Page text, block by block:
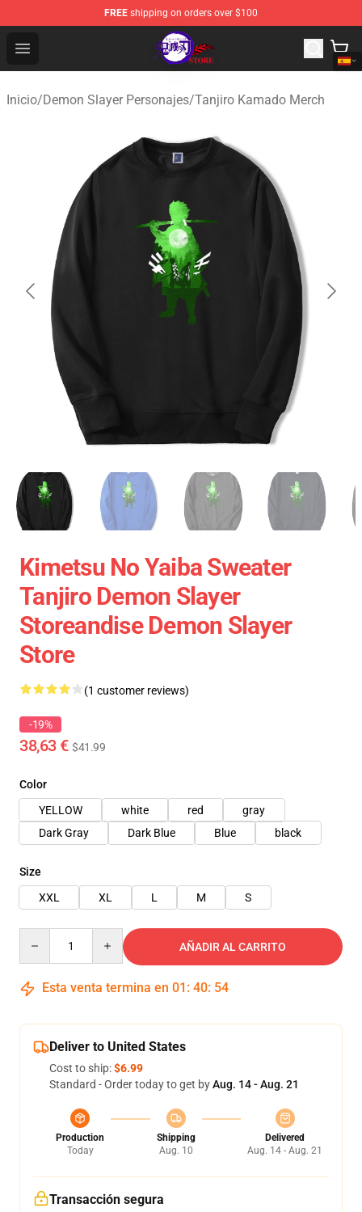
FREE shipping on orders over $100
Open menu
Kimetsu no Yaiba Store - Official Kimetsu no Yaiba
Inicio/Demon Slayer Personajes/Tanjiro Kamado Merch
Kimetsu No Yaiba Sweater
Tanjiro Demon Slayer
Storeandise Demon Slayer
Store
(1 customer reviews)
-19%
38,63 € $41.99
Color
YELLOW
white red
gray
Dark Gray
Dark Blue Blue black
Size
XXL
XL L M S
AÑADIR AL CARRITO
Esta venta termina en 01 : 40: 53
Deliver to United States
Cost to ship:$6.99
Standard - Order today to get byAug. 14 - Aug. 21
Production
Today
Shipping
Aug. 10
Delivered
Aug. 14 - Aug. 21
Transacción segura